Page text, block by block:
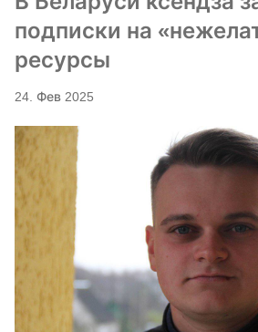
подписки на
ресурсы
24. Фев 2025